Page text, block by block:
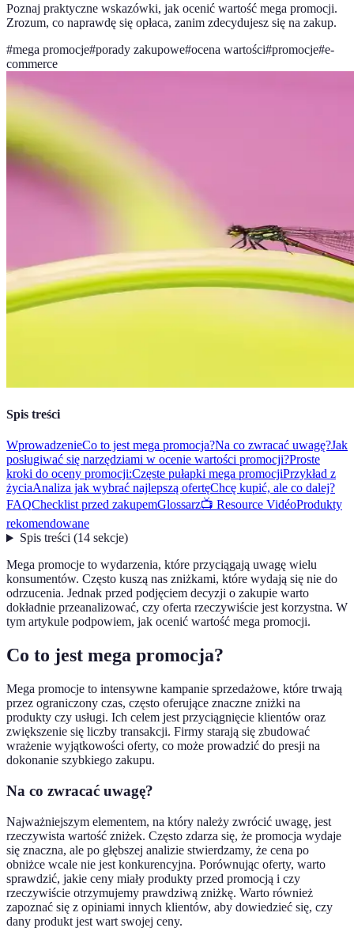
Poznaj praktyczne wskazówki, jak ocenić wartość mega promocji.
Zrozum, co naprawdę się opłaca, zanim zdecydujesz się na zakup.
#mega promocje#porady zakupowe#ocena wartości#promocje#e-
commerce
Spis treści
WprowadzenieCo to jest mega promocja?Na co zwracać uwagę?Jak
posługiwać się narzędziami w ocenie wartości promocji?Proste
kroki do oceny promocji:Częste pułapki mega promocjiPrzykład z
życiaAnaliza jak wybrać najlepszą ofertęChcę kupić, ale co dalej?
FAQChecklist przed zakupemGlossarz📺 Resource VidéoProdukty
rekomendowane
Spis treści(14 sekcje)
Mega promocje to wydarzenia, które przyciągają uwagę wielu
konsumentów. Często kuszą nas zniżkami, które wydają się nie do
odrzucenia. Jednak przed podjęciem decyzji o zakupie warto
dokładnie przeanalizować, czy oferta rzeczywiście jest korzystna. W
tym artykule podpowiem, jak ocenić wartość mega promocji.
Co to jest mega promocja?
Mega promocje to intensywne kampanie sprzedażowe, które trwają
przez ograniczony czas, często oferujące znaczne zniżki na
produkty czy usługi. Ich celem jest przyciągnięcie klientów oraz
zwiększenie się liczby transakcji. Firmy starają się zbudować
wrażenie wyjątkowości oferty, co może prowadzić do presji na
dokonanie szybkiego zakupu.
Na co zwracać uwagę?
Najważniejszym elementem, na który należy zwrócić uwagę, jest
rzeczywista wartość zniżek. Często zdarza się, że promocja wydaje
się znaczna, ale po głębszej analizie stwierdzamy, że cena po
obniżce wcale nie jest konkurencyjna. Porównując oferty, warto
sprawdzić, jakie ceny miały produkty przed promocją i czy
rzeczywiście otrzymujemy prawdziwą zniżkę. Warto również
zapoznać się z opiniami innych klientów, aby dowiedzieć się, czy
dany produkt jest wart swojej ceny.